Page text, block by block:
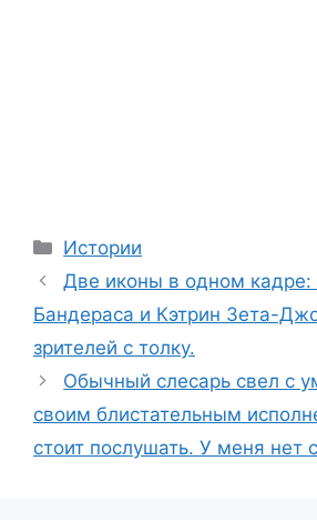
Categories
Истории
Две иконы в одном кадре:
Бандераса и Кэтрин Зета-
зрителей с толку.
Обычный слесарь свел с
своим блистательным
стоит послушать. У меня нет